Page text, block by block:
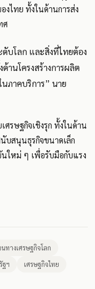
งไทย ทั้งในด้านการส่ง
ศ
บโลก และสิ่งที่ไทยต้อง
านโครงสร้างการผลิต
นภาคบริการ” นาย
ศรษฐกิจเชิงรุก ทั้งในด้าน
บสนุนธุรกิจขนาดเล็ก
นใหม่ ๆ เพื่อรับมือกับแรง
ทางเศรษฐกิจโลก
ฐฯ เศรษฐกิจไทย